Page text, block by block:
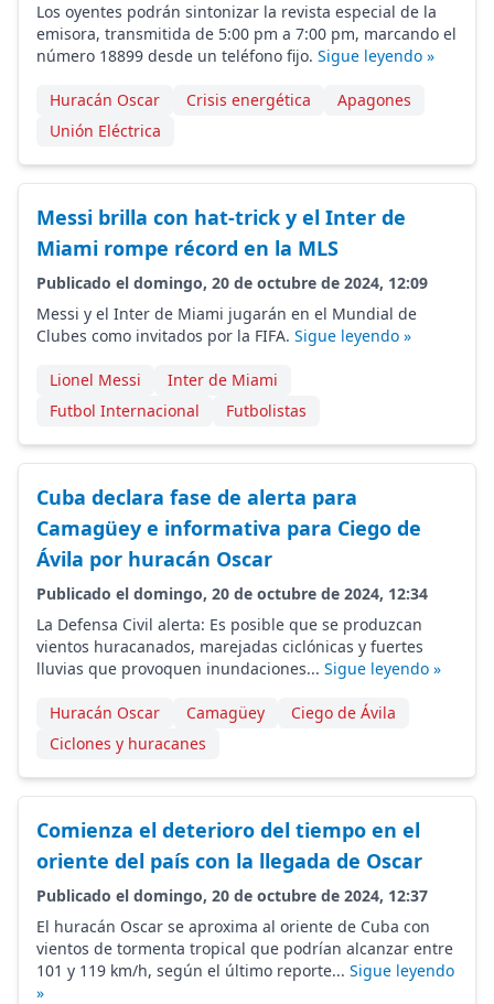
Los oyentes podrán sintonizar la revista especial de la
emisora, transmitida de 5:00 pm a 7:00 pm, marcando el
número 18899 desde un teléfono fijo. Sigue leyendo »
Huracán Oscar Crisis energética
Apagones
Unión Eléctrica
Messi brilla con hat-trick y el Inter de
Miami rompe récord en la MLS
Publicado el domingo, 20 de octubre de 2024, 12:09
Messi y el Inter de Miami jugarán en el Mundial de
Clubes como invitados por la FIFA. Sigue leyendo »
Lionel Messi
Inter de Miami
Futbol Internacional
Futbolistas
Cuba declara fase de alerta para
Camagüey e informativa para Ciego de
Ávila por huracán Oscar
Publicado el domingo, 20 de octubre de 2024, 12:34
La Defensa Civil alerta: Es posible que se produzcan
vientos huracanados, marejadas ciclónicas y fuertes
lluvias que provoquen inundaciones... Sigue leyendo »
Huracán Oscar Camagüey
Ciego de Ávila
Ciclones y huracanes
Comienza el deterioro del tiempo en el
oriente del país con la llegada de Oscar
Publicado el domingo, 20 de octubre de 2024, 12:37
El huracán Oscar se aproxima al oriente de Cuba con
vientos de tormenta tropical que podrían alcanzar entre
101 y 119 km/h, según el último reporte... Sigue leyendo
»